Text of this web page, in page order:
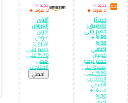
جديد ✨
لا تفوت 🔥
حصريًا
للتطبيق:
خصم حتى
90% +
30%
إضافي
كوبون
خصم تيمو
بنسبة حتى
90% على
المنتجات
الأفضل
مبيعًا +
30%
جديد ✨
لا تفوت 🔥
أقوى
العروض
أقوى
عروض
امازون:
خصم حتى
70% على
أفضل
المنتجات
احصل